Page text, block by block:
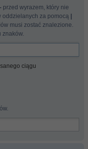
- przed wyrazem, który nie
oddzielanych za pomocą
musi zostać znalezione.
znaków.
ciągu